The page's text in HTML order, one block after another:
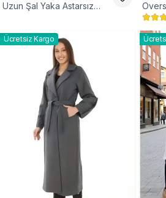
Uzun Şal Yaka Astarsız
Ücretsiz Kargo